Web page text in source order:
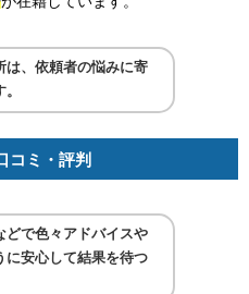
は、依頼者の悩みに寄
コミ・評判
どで色々アドバイスや
に安心して結果を待つ